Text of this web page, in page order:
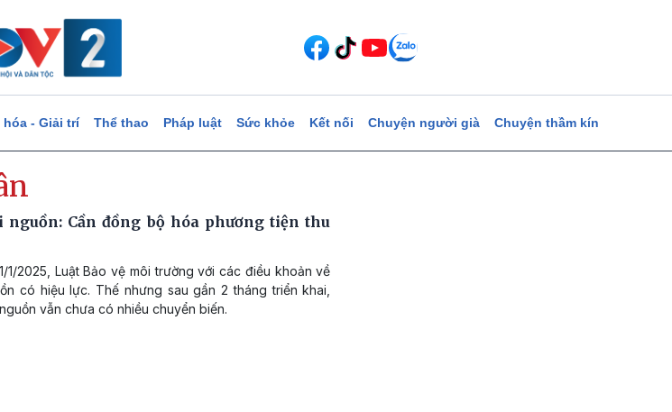
hóa - Giải trí Thể thao Pháp luật Sức khỏe Kết nối Chuyện người già Chuyện thầm kín
nguồn: Cần đồng bộ hóa phương tiện thu
1/2025, Luật Bảo vệ môi trường với các điều khoản về
có hiệu lực. Thế nhưng sau gần 2 tháng triển khai,
vẫn chưa có nhiều chuyển biến.